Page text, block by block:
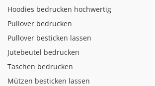
Hoodies bedrucken hochwertig
Pullover bedrucken
Pullover besticken lassen
Jutebeutel bedrucken
Taschen bedrucken
Mützen besticken lassen